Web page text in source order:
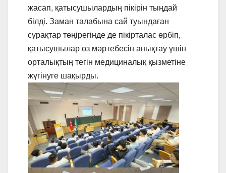
жасап, қатысушылардың пікірін тыңдай
білді. Заман талабына сай туындаған
сұрақтар төңірегінде де пікірталас өрбіп,
қатысушылар өз мәртебесін анықтау үшін
орталықтың тегін медициналық қызметіне
жүгінуге шақырды.